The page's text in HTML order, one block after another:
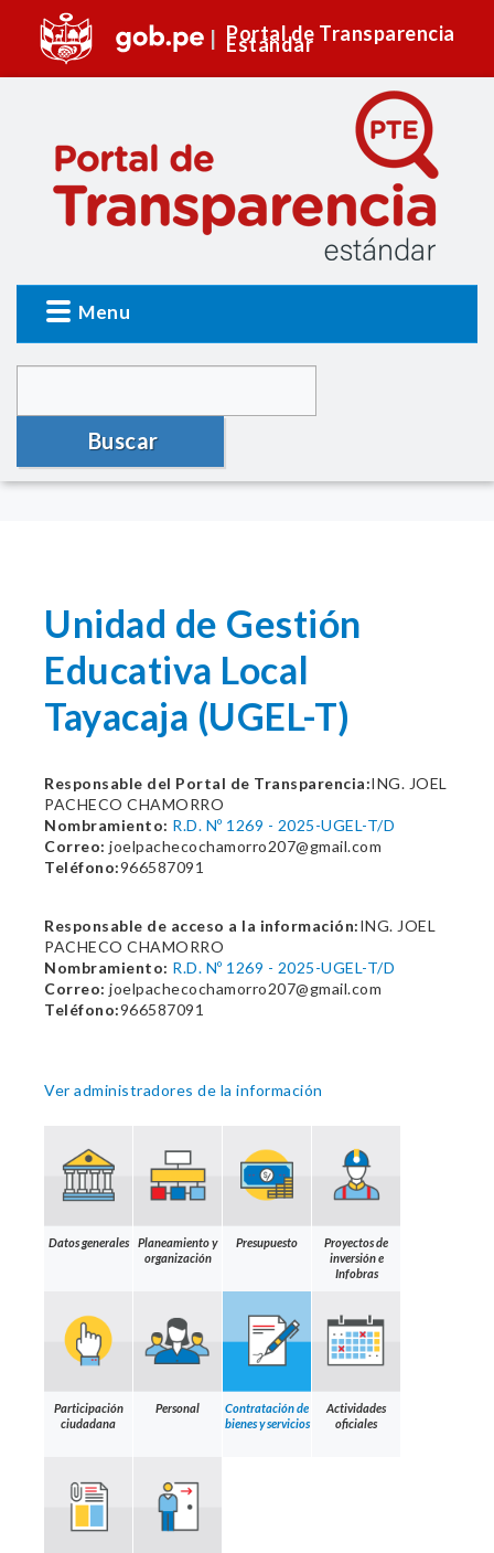
Portal de Transparencia
Estándar
Menu
Buscar
Unidad de Gestión
Educativa Local
Tayacaja (UGEL-T)
Responsable del Portal de Transparencia:ING. JOEL
PACHECO CHAMORRO
Nombramiento: R.D. Nº 1269 - 2025-UGEL-T/D
Correo: joelpachecochamorro207@gmail.com
Teléfono:966587091
Responsable de acceso a la información:ING. JOEL
PACHECO CHAMORRO
Nombramiento: R.D. Nº 1269 - 2025-UGEL-T/D
Correo: joelpachecochamorro207@gmail.com
Teléfono:966587091
Ver administradores de la información
Datos generales
Planeamiento y
organización
Presupuesto
Proyectos de
inversión e
Infobras
Participación
ciudadana
Personal
Contratación de
bienes y servicios
Actividades
oficiales